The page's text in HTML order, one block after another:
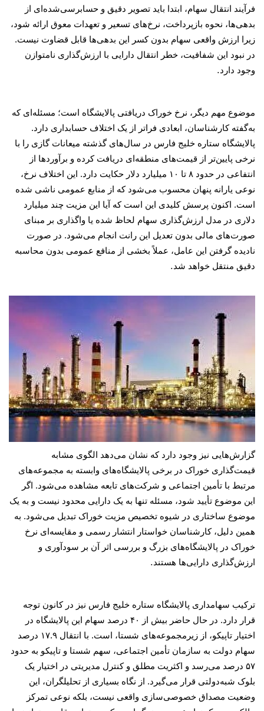
فرآیند انتقال سهام، ابتدا باید تصویر دقیق و حسابرسی‌شده‌ای از
بدهی‌ها، نحوه بازپرداخت، نرخ‌های تسعیر و تعهدات معوق ارائه شود،
زیرا ارزش واقعی سهام بدون کسر این بدهی‌ها قابل قضاوت نیست.
در نبود این شفافیت، خطر انتقال دارایی با ارزش‌گذاری نامتوازن
وجود دارد.
موضوع مهم دیگر، نرخ خوراک دریافتی پالایشگاه است؛ مسئله‌ای که
به‌گفته کارشناسان، ابعادی فراتر از یک اختلاف حسابداری دارد.
پالایشگاه ستاره خلیج فارس در سال‌های گذشته میعانات گازی را با
نرخی پایین‌تر از قیمت‌های منطقه‌ای دریافت کرده و برآوردها از
انتفاعی در حدود ۸ تا ۱۰ میلیارد دلار حکایت دارد. این اختلاف نرخ،
نوعی یارانه پنهان محسوب می‌شود که از منابع عمومی ناشی شده
است. اکنون پرسش کلیدی این است که آیا این مزیت چند میلیارد
دلاری در مدل ارزش‌گذاری سهام لحاظ شده یا واگذاری بر مبنای
صورت‌های مالی بدون تعدیل این رانت انجام می‌شود. در صورت
نادیده گرفتن این عامل، عملاً بخشی از منافع عمومی بدون محاسبه
دقیق منتقل خواهد شد.
گزارش‌هایی نیز وجود دارد که نشان می‌دهد الگوی مشابه
قیمت‌گذاری خوراک در برخی پالایشگاه‌های وابسته به مجموعه‌های
مرتبط با تأمین اجتماعی و شرکت‌های تابعه مشاهده می‌شود. اگر
این موضوع تأیید شود، مسئله تنها به یک دارایی محدود نیست و به یک
موضوع ساختاری در شیوه تخصیص مزیت خوراک تبدیل می‌شود. به
همین دلیل، کارشناسان خواستار انتشار رسمی و مقایسه‌ای نرخ
خوراک در پالایشگاه‌های بزرگ و بررسی اثر آن بر سودآوری و
ارزش‌گذاری دارایی‌ها هستند.
ترکیب سهامداری پالایشگاه ستاره خلیج فارس نیز در کانون توجه
قرار دارد. در حال حاضر بیش از
۴۰ درصد سهام این پالایشگاه در
اختیار تاپیکو، از زیرمجموعه‌های شستا، است. با انتقال ۱۷.۹ درصد
سهام دولت به سازمان تأمین اجتماعی، سهم شستا و تاپیکو به حدود
۵۷ درصد می‌رسد و اکثریت مطلق و کنترل مدیریتی در اختیار یک
بلوک شبه‌دولتی قرار می‌گیرد. از نگاه بسیاری از تحلیلگران، این
وضعیت مصداق خصوصی‌سازی واقعی نیست، بلکه نوعی تمرکز